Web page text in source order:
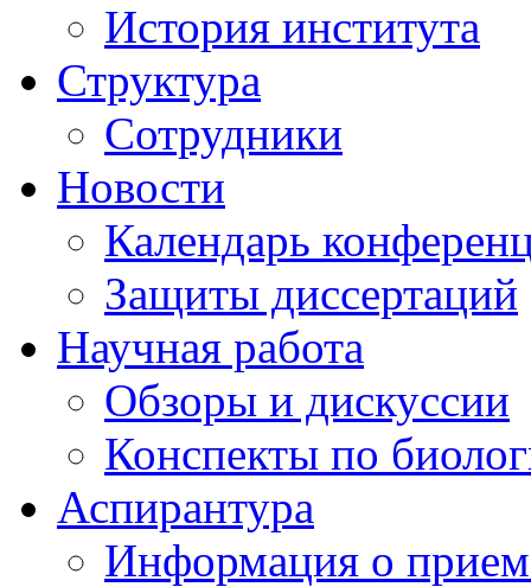
История института
Структура
Сотрудники
Новости
Календарь
Защиты диссертаций
Научная работа
Обзоры и дискуссии
Конспекты по
Аспирантура
Информация о